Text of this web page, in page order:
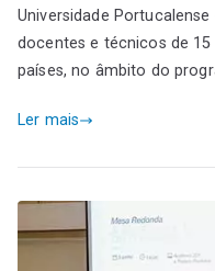
Universidade
docentes e técnicos de 15
países, no âmbito do
Ler mais